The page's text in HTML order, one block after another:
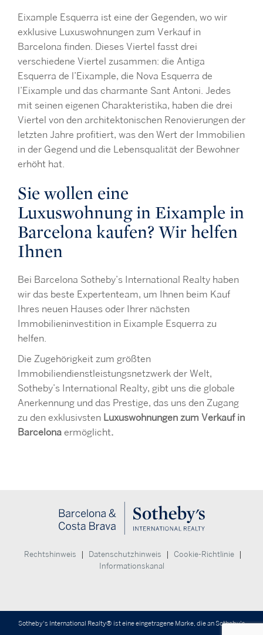
Eixample Esquerra ist eine der Gegenden, wo wir
exklusive Luxuswohnungen zum Verkauf in
Barcelona finden. Dieses Viertel fasst drei
verschiedene Viertel zusammen: die Antiga
Esquerra de l’Eixample, die Nova Esquerra de
l’Eixample und das charmante Sant Antoni. Jedes
mit seinen eigenen Charakteristika, haben die drei
Viertel von den architektonischen Renovierungen der
letzten Jahre profitiert, was den Wert der Immobilien
in der Gegend und die Lebensqualität der Bewohner
erhöht hat.
Sie wollen eine
Luxuswohnung in Eixample in
Barcelona kaufen? Wir helfen
Ihnen
Bei Barcelona Sotheby’s International Realty haben
wir das beste Expertenteam, um Ihnen beim Kauf
Ihres neuen Hauses oder Ihrer nächsten
Immobilieninvestition in Eixample Esquerra zu
helfen.
Die Zugehörigkeit zum größten
Immobiliendienstleistungsnetzwerk der Welt,
Sotheby’s International Realty, gibt uns die globale
Anerkennung und das Prestige, das uns den Zugang
zu den exklusivsten Luxuswohnungen zum Verkauf in
Barcelona ermöglicht.
Rechtshinweis Datenschutzhinweis Cookie-Richtlinie
Informationskanal
Sotheby's International Realty® ist eine eingetragene Marke, die an Sotheby's